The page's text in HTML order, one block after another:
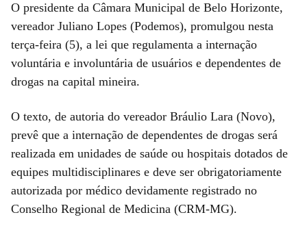
O presidente da Câmara Municipal de Belo Horizonte,
vereador Juliano Lopes (Podemos), promulgou nesta
terça-feira (5), a lei que regulamenta a internação
voluntária e involuntária de usuários e dependentes de
drogas na capital mineira.
O texto, de autoria do vereador Bráulio Lara (Novo),
prevê que a internação de dependentes de drogas será
realizada em unidades de saúde ou hospitais dotados de
equipes multidisciplinares e deve ser obrigatoriamente
autorizada por médico devidamente registrado no
Conselho Regional de Medicina (CRM-MG).